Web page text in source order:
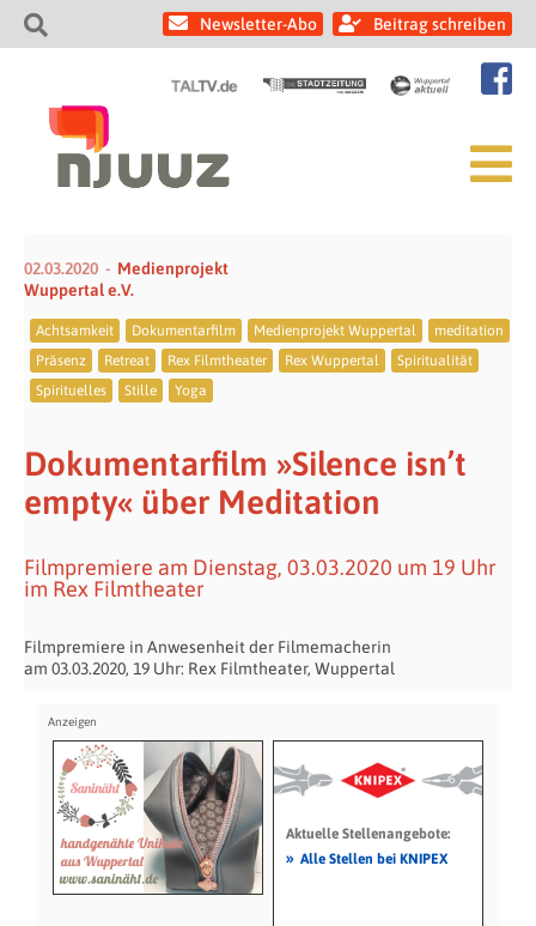
Newsletter-Abo Beitrag schreiben
02.03.2020
Medienprojekt
Wuppertal e.V.
Achtsamkeit Dokumentarfilm Medienprojekt Wuppertal
meditation
Präsenz
Retreat Rex Filmtheater Rex Wuppertal
Spiritualität
Spirituelles
Stille Yoga
Dokumentarfilm »Silence isn’t
empty« über Meditation
Filmpremiere am Dienstag, 03.03.2020 um 19 Uhr
im Rex Filmtheater
Filmpremiere in Anwesenheit der Filmemacherin
am 03.03.2020, 19 Uhr: Rex Filmtheater, Wuppertal
Aktuelle Stellenangebote:
» Alle Stellen bei KNIPEX